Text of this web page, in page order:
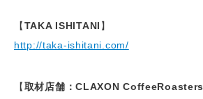
【TAKA ISHITANI 】
http://taka-ishitani.com/
【取材店舗：CLAXON CoffeeRoasters